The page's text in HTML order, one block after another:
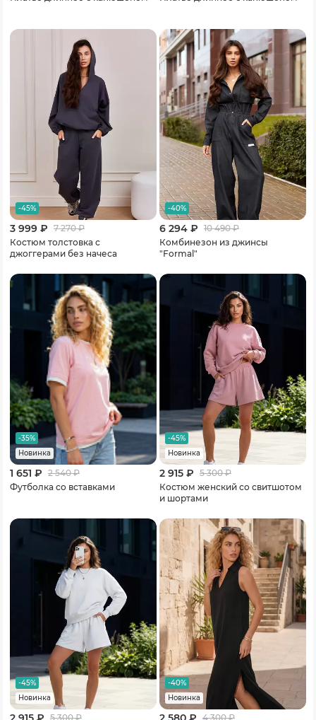
-45%
3 999 ₽ 7 270₽
Костюм толстовка с
джоггерами без начеса
-40%
6 294 ₽ 10 490₽
Комбинезон из джинсы
"Formal"
-35%
Новинка
1 651 ₽ 2 540₽
Футболка со вставками
-45%
Новинка
2 915 ₽ 5 300₽
Костюм женский со свитшотом
и шортами
-45%
Новинка
5 300₽
-40%
Новинка
4 300₽